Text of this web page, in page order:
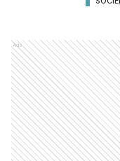
Ads